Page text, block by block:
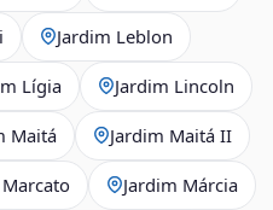
Jardim Leblon
Lígia Jardim Lincoln
Maitá Jardim Maitá II
Jardim Márcia